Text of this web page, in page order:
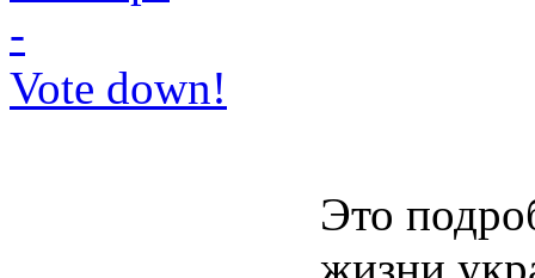
-
Vote down!
Это
жизни